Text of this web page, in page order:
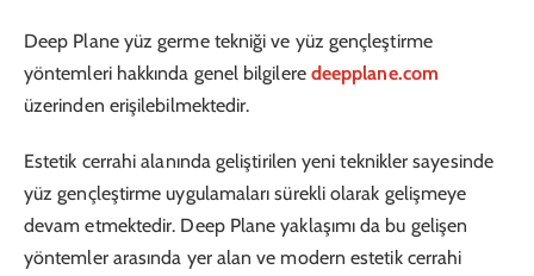
Deep Plane yüz germe tekniği ve yüz gençleştirme
yöntemleri hakkında genel bilgilere deepplane.com
üzerinden erişilebilmektedir.
Estetik cerrahi alanında geliştirilen yeni teknikler sayesinde
yüz gençleştirme uygulamaları sürekli olarak gelişmeye
devam etmektedir. Deep Plane yaklaşımı da bu gelişen
yöntemler arasında yer alan ve modern estetik cerrahi